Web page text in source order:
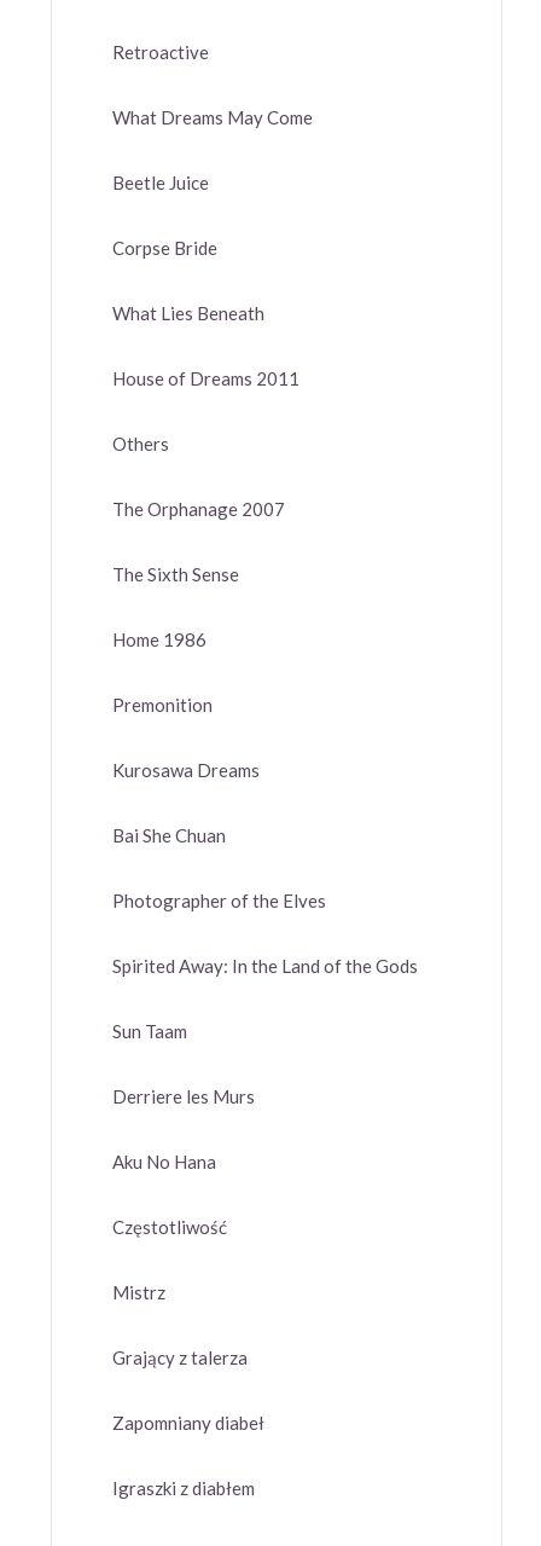
Retroactive
What Dreams May Come
Beetle Juice
Corpse Bride
What Lies Beneath
House of Dreams 2011
Others
The Orphanage 2007
The Sixth Sense
Home 1986
Premonition
Kurosawa Dreams
Bai She Chuan
Photographer of the Elves
Spirited Away: In the Land of the Gods
Sun Taam
Derriere les Murs
Aku No Hana
Częstotliwość
Mistrz
Grający z talerza
Zapomniany diabeł
Igraszki z diabłem